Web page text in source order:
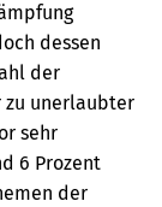
dessen
der
zu unerlaubter
sehr
6 Prozent
der